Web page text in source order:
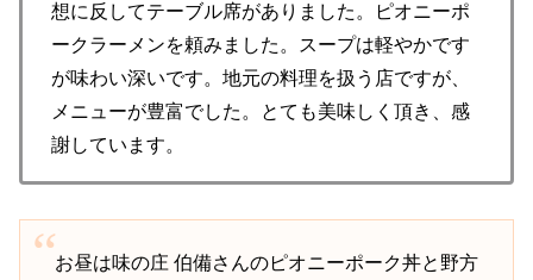
想に反してテーブル席がありました。ピオニーポ
ークラーメンを頼みました。スープは軽やかです
が味わい深いです。地元の料理を扱う店ですが、
メニューが豊富でした。とても美味しく頂き、感
謝しています。
お昼は味の庄 伯備さんのピオニーポーク丼と野方